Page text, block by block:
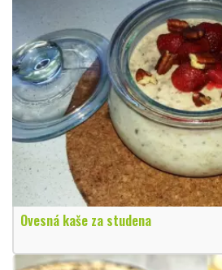
Ovesná kaše za studena